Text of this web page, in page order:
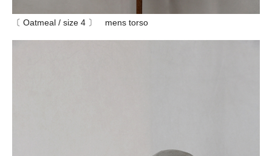
〔 Oatmeal / size 4 〕 mens torso